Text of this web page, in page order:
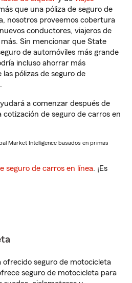
que una póliza de seguro de
nosotros proveemos cobertura
conductores, viajeros de
Sin mencionar que State
de automóviles más grande
incluso ahorrar más
pólizas de seguro de
a comenzar después de
de seguro de carros en
Market Intelligence basados en primas
seguro de carros en línea. ¡Es
ofrecido seguro de motocicleta
seguro de motocicleta para